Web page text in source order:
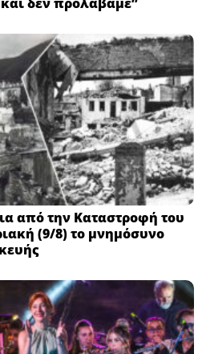
από την Καταστροφή του
(9/8) το μνημόσυνο